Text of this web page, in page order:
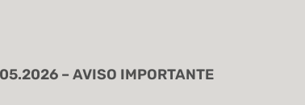
– AVISO IMPORTANTE